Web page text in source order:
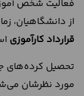
فعالیت شخص
از دانشگاهیان،
قرارداد کارآموزی
تحصیل‌ کرده‌های
مورد نظرشان